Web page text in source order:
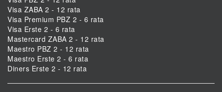
Visa ZABA 2 - 12 rata
Visa Premium PBZ 2 - 6 rata
Visa Erste 2 - 6 rata
Mastercard ZABA 2 - 12 rata
Maestro PBZ 2 - 12 rata
Maestro Erste 2 - 6 rata
Diners Erste 2 - 12 rata